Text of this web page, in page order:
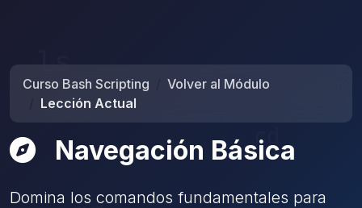
Curso Bash Scripting
Volver al Módulo
Lección Actual
Navegación Básica
Domina los comandos fundamentales para